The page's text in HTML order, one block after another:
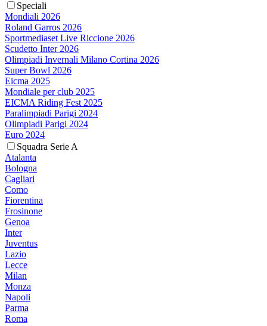
Speciali
Mondiali 2026
Roland Garros 2026
Sportmediaset Live Riccione 2026
Scudetto Inter 2026
Olimpiadi Invernali Milano Cortina 2026
Super Bowl 2026
Eicma 2025
Mondiale per club 2025
EICMA Riding Fest 2025
Paralimpiadi Parigi 2024
Olimpiadi Parigi 2024
Euro 2024
Squadra Serie A
Atalanta
Bologna
Cagliari
Como
Fiorentina
Frosinone
Genoa
Inter
Juventus
Lazio
Lecce
Milan
Monza
Napoli
Parma
Roma